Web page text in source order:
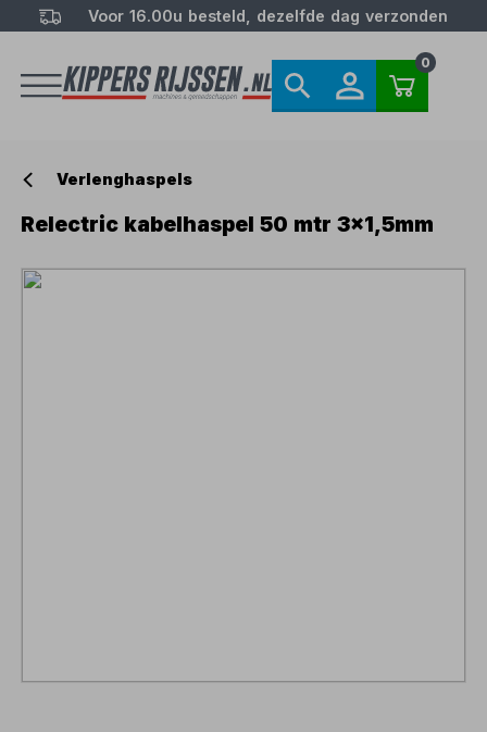
Voor 16.00u besteld, dezelfde dag verzonden
0
Verlenghaspels
Relectric kabelhaspel 50 mtr 3x1,5mm